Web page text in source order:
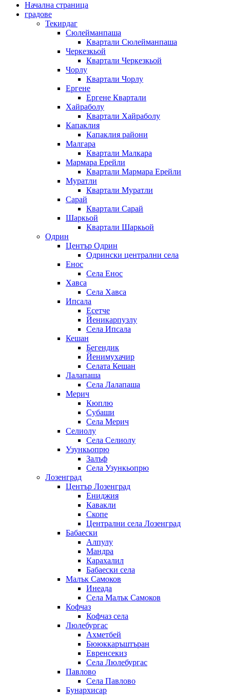
Начална страница
градове
Текирдаг
Сюлейманпаша
Квартали Сюлейманпаша
Черкезкьой
Квартали Черкезкьой
Чорлу
Квартали Чорлу
Ергене
Ергене Квартали
Хайраболу
Квартали Хайраболу
Капаклия
Капаклия райони
Малгара
Квартали Малкара
Мармара Ерейли
Квартали Мармара Ерейли
Муратли
Квартали Муратли
Сарай
Квартали Сарай
Шаркьой
Квартали Шаркьой
Одрин
Център Одрин
Одрински централни села
Енос
Села Енос
Хавса
Села Хавса
Ипсала
Есетче
Йеникарпузлу
Села Ипсала
Кешан
Бегендик
Йенимухачир
Селата Кешан
Лалапаша
Села Лалапаша
Мерич
Кюплю
Субаши
Села Мерич
Селиолу
Села Селиолу
Узункьопрю
Залъф
Села Узункьопрю
Лозенград
Център Лозенград
Ениджия
Кавакли
Скопе
Централни села Лозенград
Бабаески
Алпулу
Мандра
Карахалил
Бабаески села
Малък Самоков
Инеада
Села Малък Самоков
Кофчаз
Кофчаз села
Люлебургас
Ахметбей
Бююккаръштъран
Евренсекиз
Села Люлебургас
Павлово
Села Павлово
Бунархисар